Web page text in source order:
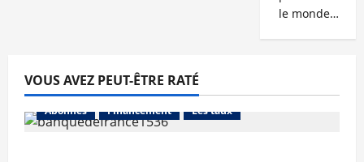
le monde…
VOUS AVEZ PEUT-ÊTRE RATÉ
Abonnés Financement Les taux